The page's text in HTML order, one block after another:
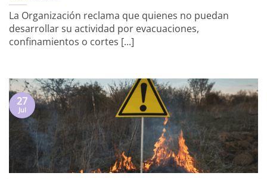
La Organización reclama que quienes no puedan
desarrollar su actividad por evacuaciones,
confinamientos o cortes [...]
27
Jul